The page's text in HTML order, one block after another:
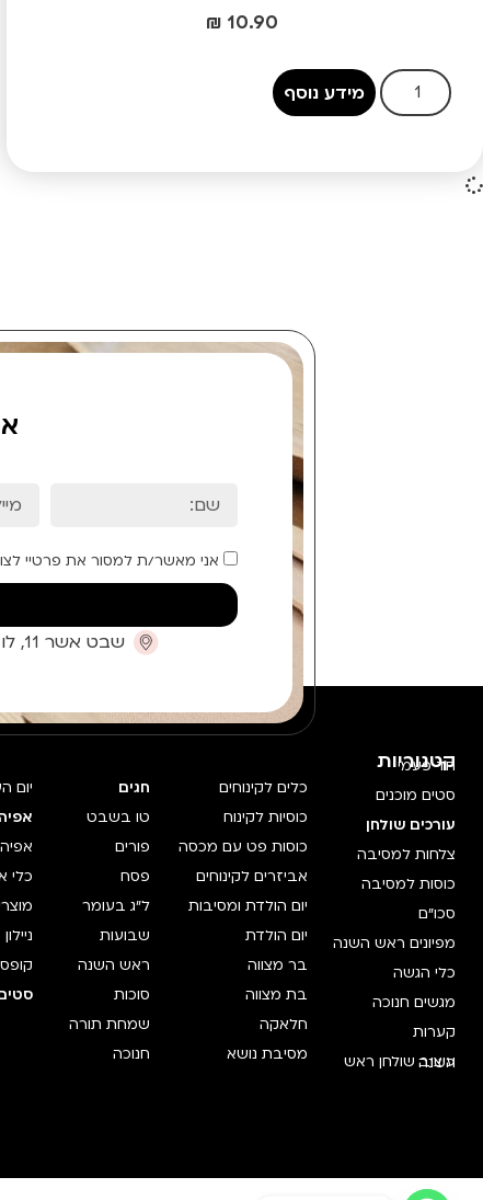
₪ 10.90
מידע נוסף
אני מאשר/ת למסור את פרטיי
שבט אשר 11, לוד (קומת כניסה)
קטגוריות
חד פעמי
סטים מוכנים
עורכים שולחן
צלחות למסיבה
כוסות למסיבה
סכו"ם
מפיונים ראש השנה
כלי הגשה
מגשים חנוכה
קערות
עיצוב שולחן ראש השנה
כלים לקינוחים
כוסיות לקינוח
כוסות פט עם מכסה
אביזרים לקינוחים
יום הולדת ומסיבות
יום הולדת
בר מצווה
בת מצווה
חלאקה
מסיבת נושא
חגים
טו בשבט
פורים
פסח
ל"ג בעומר
שבועות
ראש השנה
סוכות
שמחת תורה
חנוכה
יום
אפיה
כלי
ניילון